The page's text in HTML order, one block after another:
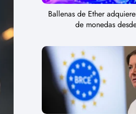
Ballenas de Ether
de monedas